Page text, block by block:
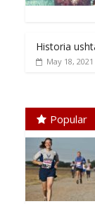
Historia
May 18, 2021
Popular